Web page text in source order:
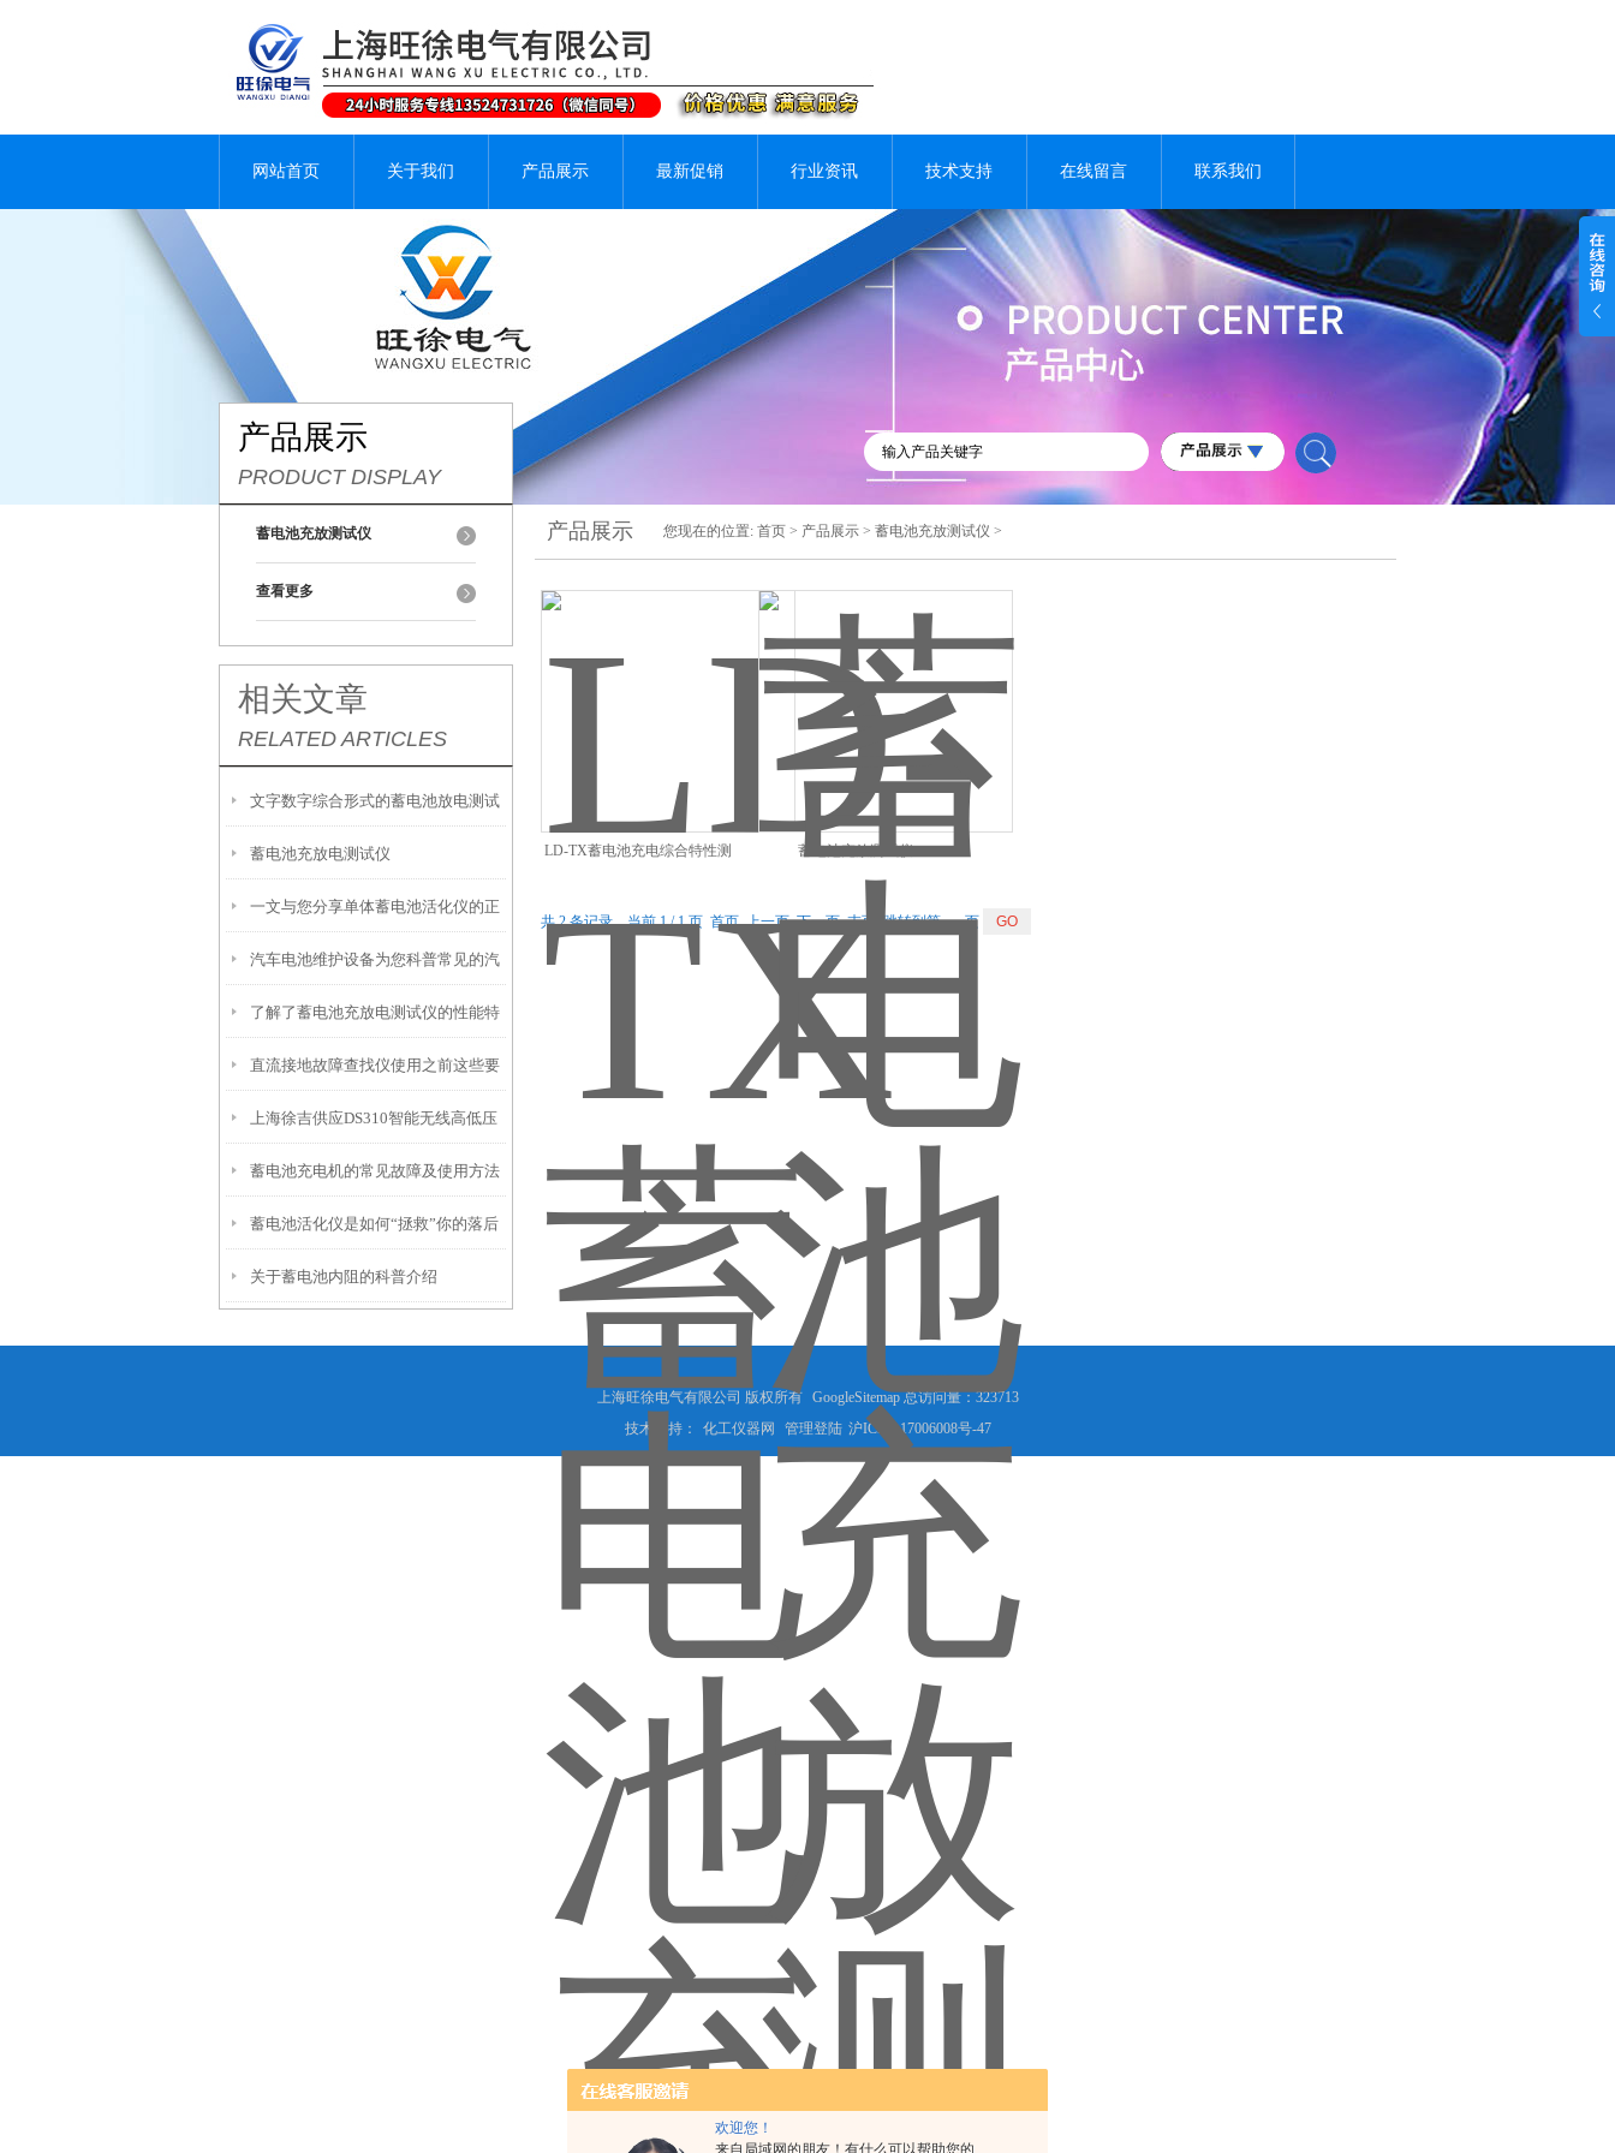
欢迎您！
来自局域网的朋友！有什么可以帮助您的
网站首页 关于我们 产品展示 最新促销 行业资讯 技术支持 在线留言 联系我们
产品展示
PRODUCT DISPLAY
蓄电池充放测试仪
查看更多
相关文章
RELATED ARTICLES
文字数字综合形式的蓄电池放电测试
仪show
蓄电池充放电测试仪
一文与您分享单体蓄电池活化仪的正
确使用步骤
汽车电池维护设备为您科普常见的汽
车电池
了解了蓄电池充放电测试仪的性能特
点才能更好的使用它
直流接地故障查找仪使用之前这些要
点需注意
上海徐吉供应DS310智能无线高低压
验电器
蓄电池充电机的常见故障及使用方法
介绍
蓄电池活化仪是如何“拯救”你的落后
电池的
关于蓄电池内阻的科普介绍
产品展示 您现在的位置: 首页 > 产品展示 > 蓄电池充放测试仪 >
LD-TX蓄电池充电综合特性测 蓄电池充放测试仪
共 2 条记录，当前 1 / 1 页 首页 上一页 下一页 末页 跳转到第 页
上海旺徐电气有限公司 版权所有 GoogleSitemap总访问量：323713
技术支持：
化工仪器网 管理登陆 沪ICP备17006008号-47